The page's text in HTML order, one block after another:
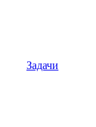
Задачи